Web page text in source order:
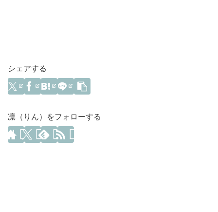
シェアする
凛（りん）をフォローする